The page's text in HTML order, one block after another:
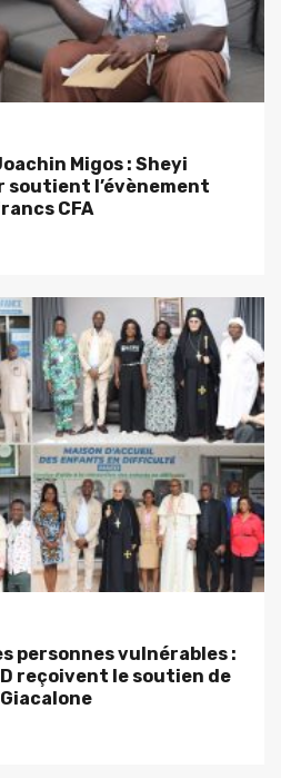
Migos : Sheyi
soutient l’évènement
CFA
personnes vulnérables :
reçoivent le soutien de